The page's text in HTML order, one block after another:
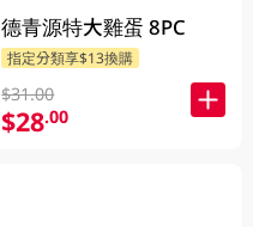
德青源特大雞蛋 8PC
指定分類享$13換購
$31.00
$28.00